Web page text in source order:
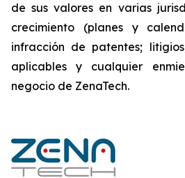
de sus valores en varias
crecimiento (planes y
infracción de patentes;
aplicables y cualquier
negocio de ZenaTech.